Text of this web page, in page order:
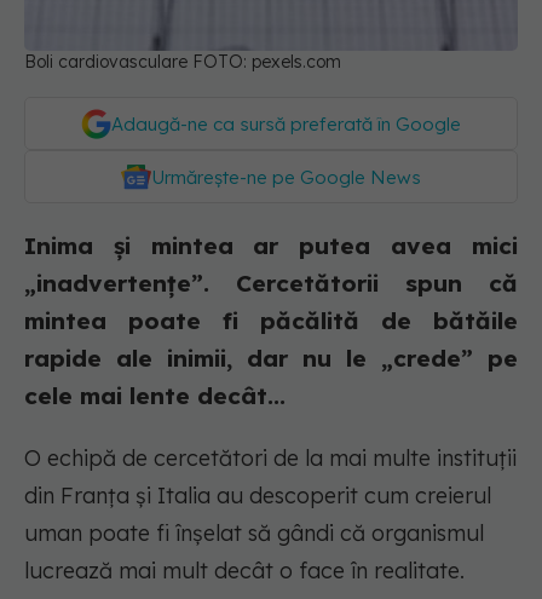
Boli cardiovasculare FOTO: pexels.com
Adaugă-ne ca sursă preferată în Google
Urmărește-ne pe Google News
Inima și mintea ar putea avea mici
„inadvertențe”. Cercetătorii spun că
mintea poate fi păcălită de bătăile
rapide ale inimii, dar nu le „crede” pe
cele mai lente decât...
O echipă de cercetători de la mai multe instituții
din Franța și Italia au descoperit cum creierul
uman poate fi înșelat să gândi că organismul
lucrează mai mult decât o face în realitate.